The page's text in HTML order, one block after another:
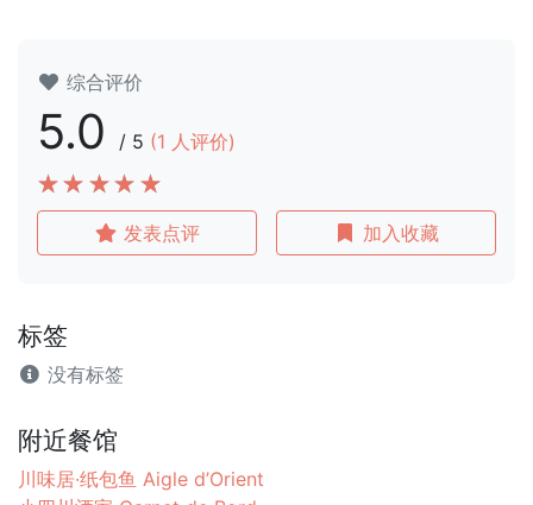
综合评价
5.0 / 5 (1 人评价)
发表点评 加入收藏
标签
没有标签
附近餐馆
川味居·纸包鱼 Aigle d’Orient